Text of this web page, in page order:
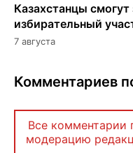
Казахстанцы смогут
избирательный
7 августа
Комментариев
Все комментарии
модерацию